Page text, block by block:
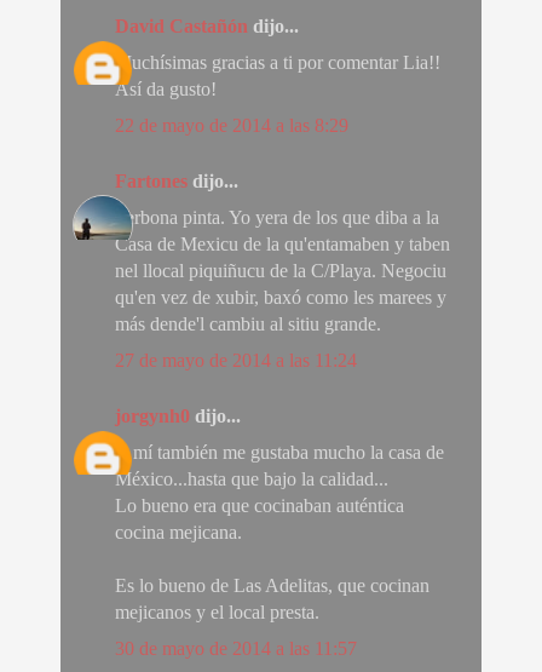
David Castañón dijo...
Muchísimas gracias a ti por comentar Lia!!
Así da gusto!
22 de mayo de 2014 a las 8:29
Fartones dijo...
Perbona pinta. Yo yera de los que diba a la
Casa de Mexicu de la qu'entamaben y taben
nel llocal piquiñucu de la C/Playa. Negociu
qu'en vez de xubir, baxó como les marees y
más dende'l cambiu al sitiu grande.
27 de mayo de 2014 a las 11:24
jorgynh0 dijo...
A mí también me gustaba mucho la casa de
México...hasta que bajo la calidad...
Lo bueno era que cocinaban auténtica
cocina mejicana.
Es lo bueno de Las Adelitas, que cocinan
mejicanos y el local presta.
30 de mayo de 2014 a las 11:57